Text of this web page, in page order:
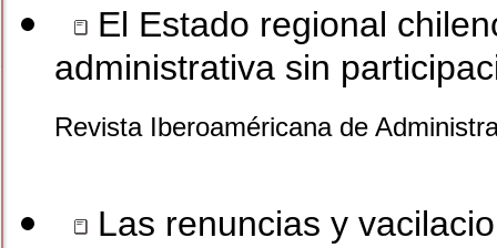
El Estado regional
administrativa sin
Revista Iberoaméricana de
Las renuncias y